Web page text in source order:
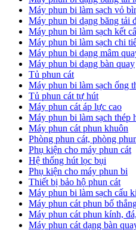
Máy phun bi làm sạch vỏ
Máy phun bi dạng băng tải
Máy phun bi làm sạch kết
Máy phun bi làm sạch chi
Máy phun bi dạng mâm
Máy phun bi dạng bàn quay
Tủ phun cát
Máy phun bi làm sạch ống
Tủ phun cát tự hút
Máy phun cát áp lực cao
Máy phun bi làm sạch thép
Máy phun cát phun khuôn
Phòng phun cát, phòng
Phụ kiện cho máy phun cát
Hệ thống hút lọc bụi
Phụ kiện cho máy phun bi
Thiết bị bảo hộ phun cát
Máy phun bi làm sạch cấu
Máy phun cát phun bố
Máy phun cát phun kính,
Máy phun cát dạng bàn